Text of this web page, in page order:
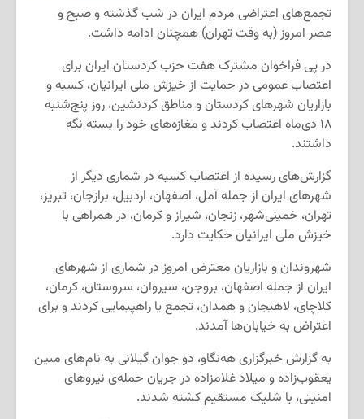
تجمع‌های اعتراضی مردم ایران در شب گذشته و صبح و
عصر امروز (به وقت تهران) همچنان ادامه داشت.
در پی فراخوان مشترک هفت حزب کردستان ایران برای
اعتصاب عمومی در حمایت از خیزش ملی ایرانیان، کسبه و
بازاریان شهرهای کردستان و مناطق کردنشین، روز پنج‌شنبه
۱۸ دی‌ماه اعتصاب کردند و مغازه‌های خود را بسته نگه
داشتند.
گزارش‌های رسیده از اعتصاب کسبه در شماری دیگر از
شهرهای ایران از جمله آمل، اصفهان، اردبیل، برازجان، تبریز،
تهران، خمینی‌شهر، زنجان، شیراز و کرمان، در همراهی با
خیزش ملی ایرانیان حکایت دارد.
شهروندان و بازاریان معترض امروز در شماری از شهرهای
ایران از جمله اصفهان، بروجن، سیروان، سروستان، کرمان،
کلاچای، لاهیجان و همدان، تجمع یا راهپیمایی کردند و برای
اعتراض به خیابان‌ها آمدند.
به گزارش خبرگزاری هه‌نگاو، دو جوان گیلانی به نام‌های مبین
یعقوب‌زاده و میلاد غلامزاده در جریان حمله‌ی نیروهای
امنیتی، با شلیک مستقیم کشته شدند.